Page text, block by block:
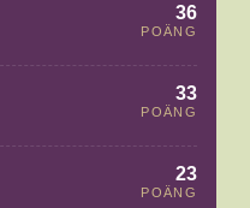
36
POÄNG
33
POÄNG
23
POÄNG